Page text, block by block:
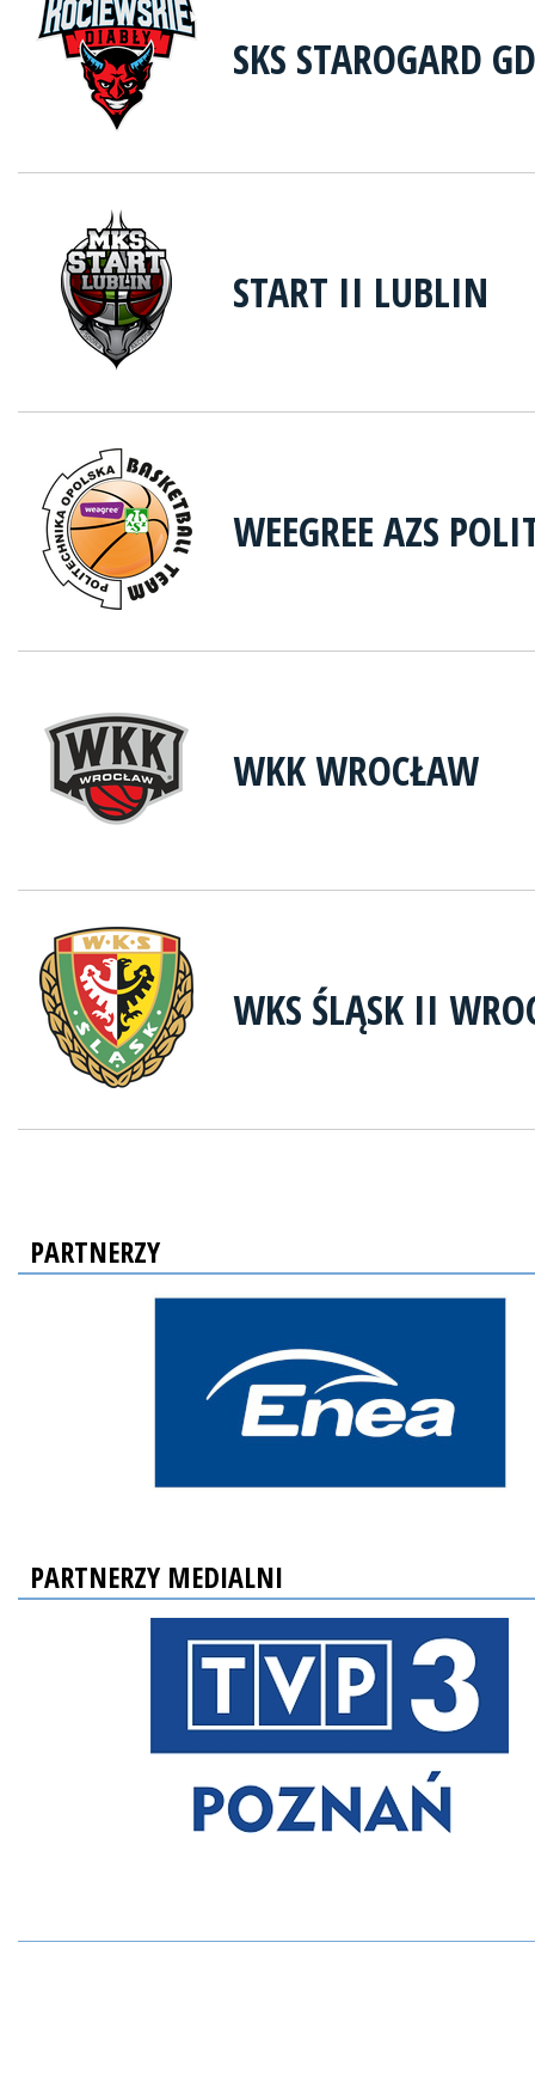
SKS STAROGARD
START II LUBLIN
WEEGREE AZS
WKK WROCŁAW
WKS ŚLĄSK II
PARTNERZY
PARTNERZY MEDIALNI